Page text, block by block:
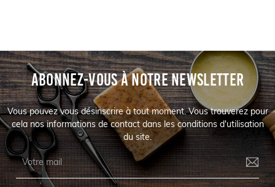
ABONNEZ-VOUS À NOTRE NEWSLETTER
Vous pouvez vous désinscrire à tout moment. Vous trouverez pour
cela nos informations de contact dans les conditions d'utilisation
du site.